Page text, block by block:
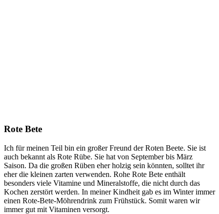
Rote Bete
Ich für meinen Teil bin ein großer Freund der Roten Beete. Sie ist
auch bekannt als Rote Rübe. Sie hat von September bis März
Saison. Da die großen Rüben eher holzig sein könnten, solltet ihr
eher die kleinen zarten verwenden. Rohe Rote Bete enthält
besonders viele Vitamine und Mineralstoffe, die nicht durch das
Kochen zerstört werden. In meiner Kindheit gab es im Winter immer
einen Rote-Bete-Möhrendrink zum Frühstück. Somit waren wir
immer gut mit Vitaminen versorgt.